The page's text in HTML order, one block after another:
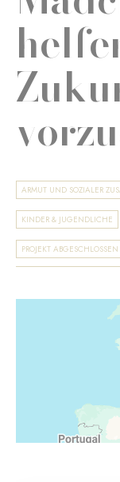
ARMUT UND SOZIALER
KINDER & JUGENDLICHE
PROJEKT ABGESCHLOSSEN